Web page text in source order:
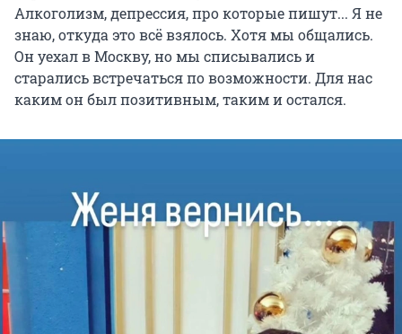
Алкоголизм, депрессия, про которые пишут... Я не
знаю, откуда это всё взялось. Хотя мы общались.
Он уехал в Москву, но мы списывались и
старались встречаться по возможности. Для нас
каким он был позитивным, таким и остался.